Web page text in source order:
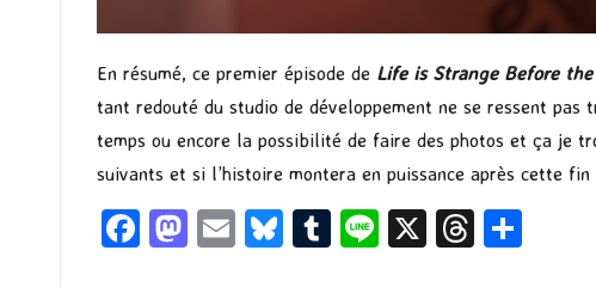
En résumé, ce premier épisode de Life is Strange Before
tant redouté du studio de développement ne se ressent
temps ou encore la possibilité de faire des photos et ça je
suivants et si l’histoire montera en puissance après cette fin
Fa M E
Bl T
Li X
T